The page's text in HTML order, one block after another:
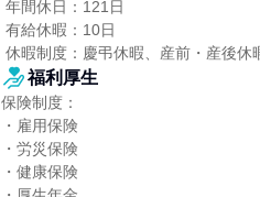
休暇制度：慶弔休暇、産前・産後休
福利厚生
保険制度：
・雇用保険
・労災保険
・健康保険